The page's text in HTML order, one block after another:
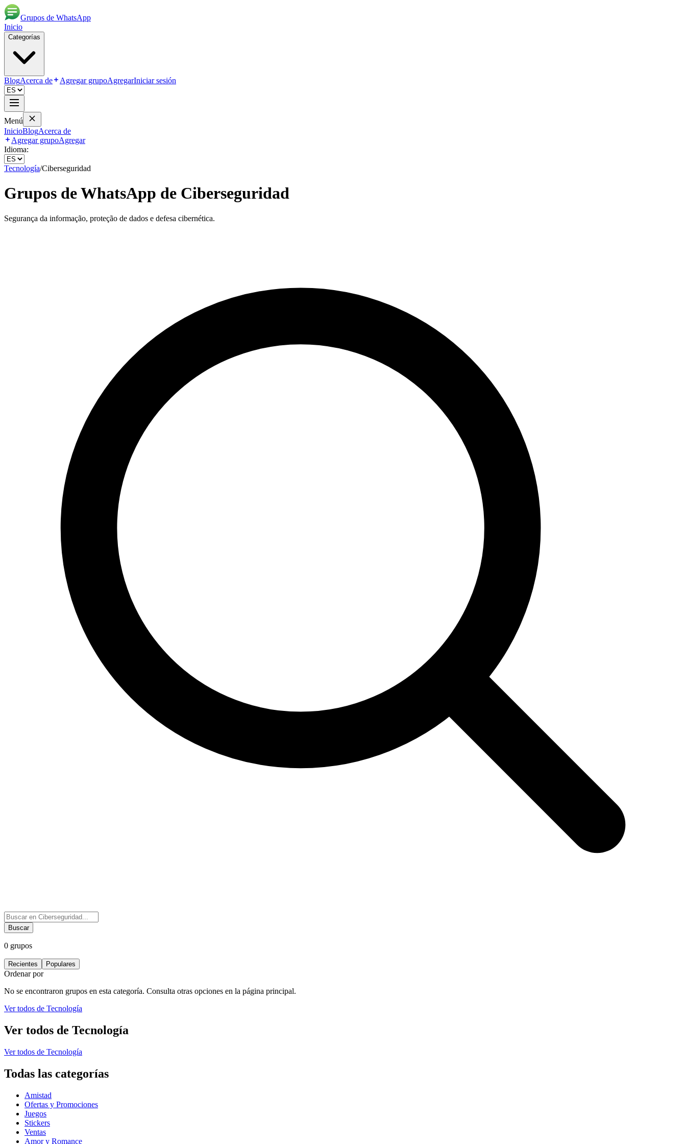
Grupos de WhatsApp
Inicio
Categorías
BlogAcerca de Agregar grupoAgregarIniciar sesión
Menú
InicioBlogAcerca de
Agregar grupoAgregar
Idioma:
Tecnología/Ciberseguridad
Grupos de WhatsApp de Ciberseguridad
Segurança da informação, proteção de dados e defesa cibernética.
Buscar
0 grupos
Recientes Populares
Ordenar por
No se encontraron grupos en esta categoría. Consulta otras opciones en la página principal.
Ver todos de Tecnología
Ver todos de Tecnología
Ver todos de Tecnología
Todas las categorías
Amistad
Ofertas y Promociones
Juegos
Stickers
Ventas
Amor y Romance